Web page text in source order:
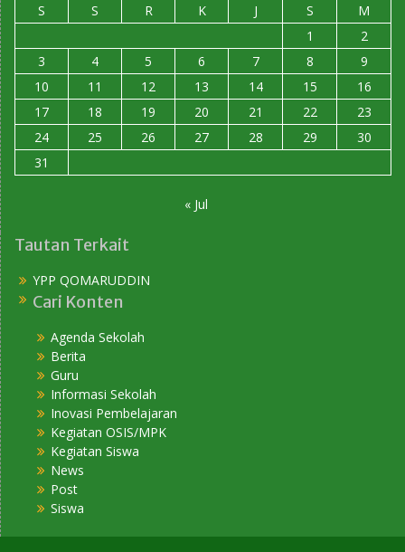
S
S R K J S
M
1
2
3
4 5 6 7 8
9
10
11 12 13 14 15
16
17
18 19 20 21 22
23
24
25 26 27 28 29
30
31
« Jul
Tautan Terkait
YPP QOMARUDDIN
Cari Konten
Agenda Sekolah
Berita
Guru
Informasi Sekolah
Inovasi Pembelajaran
Kegiatan OSIS/MPK
Kegiatan Siswa
News
Post
Siswa